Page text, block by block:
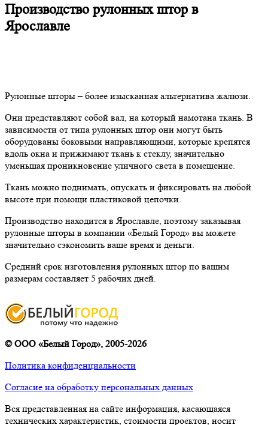
Производство рулонных штор в
Ярославле
Рулонные шторы – более изысканная альтернатива жалюзи.
Они представляют собой вал, на который намотана ткань. В
зависимости от типа рулонных штор они могут быть
оборудованы боковыми направляющими, которые крепятся
вдоль окна и прижимают ткань к стеклу, значительно
уменьшая проникновение уличного света в помещение.
Ткань можно поднимать, опускать и фиксировать на любой
высоте при помощи пластиковой цепочки.
Производство находится в Ярославле, поэтому заказывая
рулонные шторы в компании «Белый Город» вы можете
значительно сэкономить ваше время и деньги.
Средний срок изготовления рулонных штор по вашим
размерам составляет 5 рабочих дней.
©ООО «Белый Город», 2005-2026
Политика конфиденциальности
Согласие на обработку персональных данных
Вся представленная на сайте информация, касающаяся
технических характеристик, стоимости проектов, носит